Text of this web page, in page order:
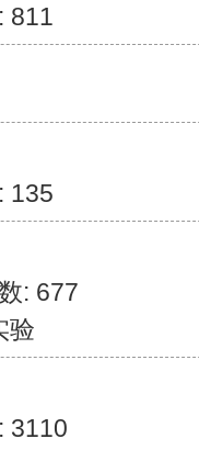
811
135
: 677
验
3110